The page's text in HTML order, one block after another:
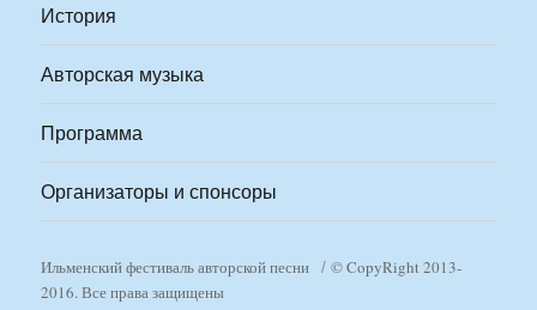
История
Авторская музыка
Программа
Организаторы и спонсоры
Ильменский фестиваль авторской песни
© CopyRight 2013-
2016. Все права защищены